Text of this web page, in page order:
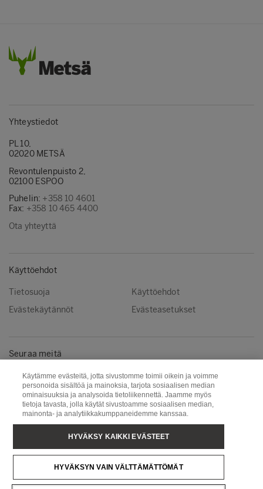
Yhteystiedot
PL 10,
02020 METSÄ
Revontulenpuisto 2,
02100 ESPOO
Puhelin: +358 10 4601
Fax: +358 10 465 4400
Ota yhteyttä
Käyttöehdot
Tietosuoja
Käyttöehdot
Evästekäytännöt
Evästeasetukset
Seuraa meitä
Facebook
Instagram
Linkedin
Youtube
Metsä Fibre
Metsä Forest
Metsä Board
Metsä Tissue
Metsä Spring
Käytämme evästeitä, jotta sivustomme toimii oikein ja voimme
personoida sisältöä ja mainoksia, tarjota sosiaalisen median
ominaisuuksia ja analysoida tietoliikennettä. Jaamme myös
tietoja tavasta, jolla käytät sivustoamme sosiaalisen median,
mainonta- ja analytiikkakumppaneidemme kanssaa.
HYVÄKSYN VAIN VÄLTTÄMÄTTÖMÄT
HYVÄKSY KAIKKI EVÄSTEET